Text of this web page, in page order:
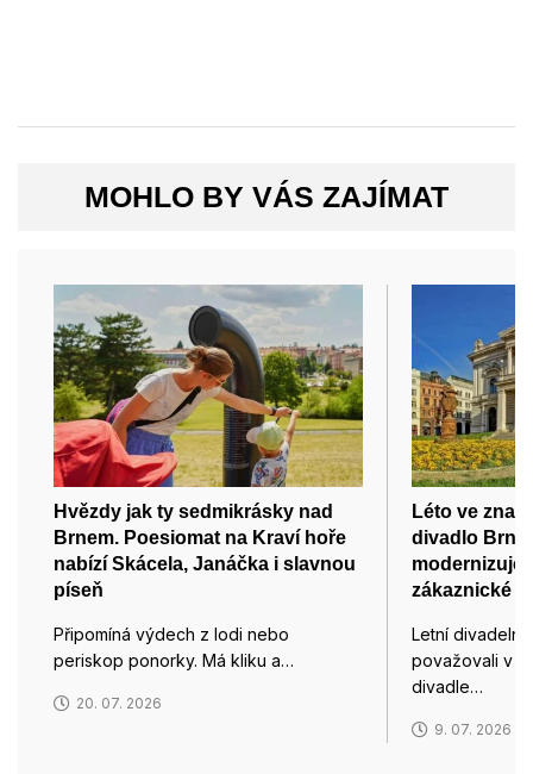
MOHLO BY VÁS ZAJÍMAT
Hvězdy jak ty sedmikrásky nad
Brnem. Poesiomat na Kraví hoře
nabízí Skácela, Janáčka i slavnou
píseň
Připomíná výdech z lodi nebo
periskop ponorky. Má kliku a…
20. 07. 2026
Léto ve
divadlo Brno
modernizuje
zákaznické
Letní divadelní
považovali v
divadle…
9. 07. 2026